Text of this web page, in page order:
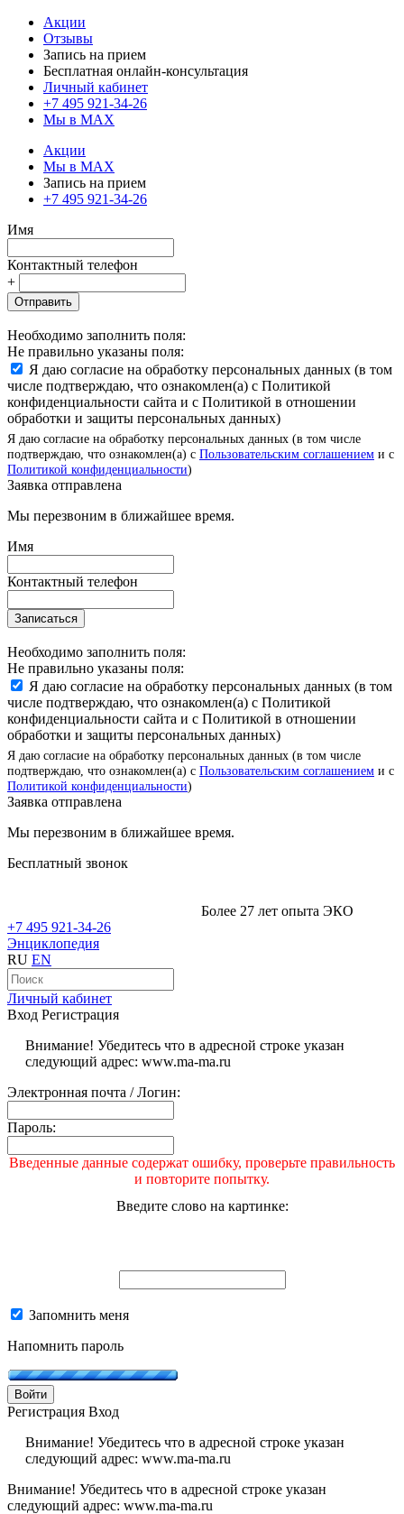
Акции
Отзывы
Запись на прием
Бесплатная онлайн-консультация
Личный кабинет
+7 495 921-34-26
Мы в MAX
Акции
Мы в MAX
Запись на прием
+7 495 921-34-26
Имя
Контактный телефон
+
Отправить
Необходимо заполнить поля:
Не правильно указаны поля:
Я даю согласие на обработку персональных данных (в том
числе подтверждаю, что ознакомлен(а) с Политикой
конфиденциальности сайта и с Политикой в отношении
обработки и защиты персональных данных)
Я даю согласие на обработку персональных данных (в том числе
подтверждаю, что ознакомлен(а) с Пользовательским соглашением и с
Политикой конфиденциальности)
Заявка отправлена
Мы перезвоним в ближайшее время.
Имя
Контактный телефон
Записаться
Необходимо заполнить поля:
Не правильно указаны поля:
Я даю согласие на обработку персональных данных (в том
числе подтверждаю, что ознакомлен(а) с Политикой
конфиденциальности сайта и с Политикой в отношении
обработки и защиты персональных данных)
Я даю согласие на обработку персональных данных (в том числе
подтверждаю, что ознакомлен(а) с Пользовательским соглашением и с
Политикой конфиденциальности)
Заявка отправлена
Мы перезвоним в ближайшее время.
Бесплатный звонок
Более 27 лет опыта ЭКО
+7 495 921-34-26
Энциклопедия
RU EN
Личный кабинет
Вход Регистрация
Внимание! Убедитесь что в адресной строке указан
следующий адрес: www.ma-ma.ru
Электронная почта / Логин:
Пароль:
Введенные данные содержат ошибку, проверьте правильность
и повторите попытку.
Введите слово на картинке:
Запомнить меня
Напомнить пароль
Войти
Регистрация Вход
Внимание! Убедитесь что в адресной строке указан
следующий адрес: www.ma-ma.ru
Внимание! Убедитесь что в адресной строке указан
следующий адрес: www.ma-ma.ru